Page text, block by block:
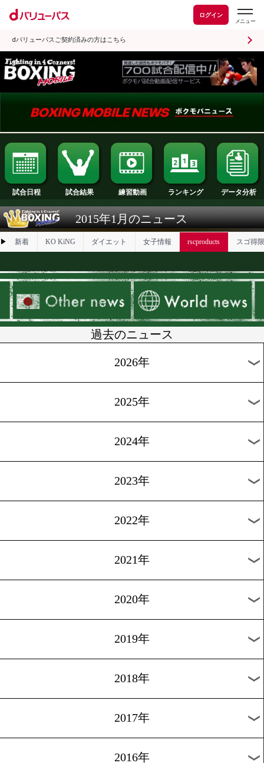
ログイン
dバリューパスご契約済みの方はこちら
試合日程 試合結果 練習動画 ランキング
新着 ダイエット
過去のニュース
2026年
2025年
2023年
2021年
2020年